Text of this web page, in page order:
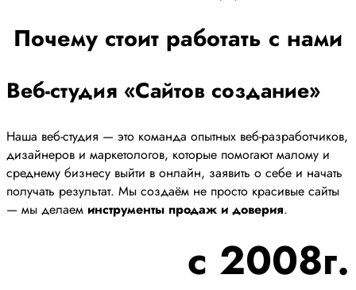
Почему стоит работать с нами
Веб-студия «Сайтов создание»
Наша веб-студия — это команда опытных веб-разработчиков,
дизайнеров и маркетологов, которые помогают малому и
среднему бизнесу выйти в онлайн, заявить о себе и начать
получать результат. Мы создаём не просто красивые сайты
— мы делаем инструменты продаж и доверия.
с 2008г.